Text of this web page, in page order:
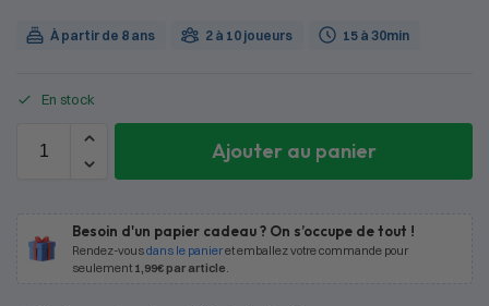
À partir de 8 ans 2 à 10 joueurs 15 à 30min
En stock
Ajouter au panier
Besoin d'un papier cadeau ? On s’occupe de tout !
Rendez-vousdans le panieret emballez votre commande pour
seulement 1,99€ par article.